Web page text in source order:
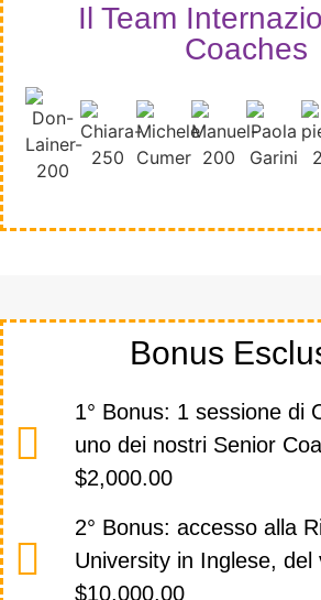
Il Team
Coaches
Bonus
1° Bonus: 1 sessione di
uno dei nostri Senior
$2,000.00
2° Bonus: accesso alla
University in Inglese, del
$10,000.00